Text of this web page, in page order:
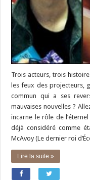
Trois acteurs, trois
les feux des projecteurs,
commun qui a ses
mauvaises nouvelles ?
incarne le rôle de
déjà considéré comme
McAvoy (Le dernier roi
Lire la suite »